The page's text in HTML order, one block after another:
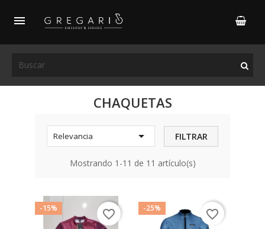

CHAQUETAS
Relevancia  FILTRAR
Mostrando 1-11 de 11 artículo(s)
-15% favorite_border -25% favorite_border